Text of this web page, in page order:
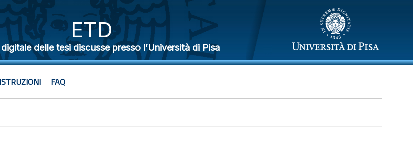
ETD
delle tesi discusse presso l’Università di Pisa
ISTRUZIONI FAQ